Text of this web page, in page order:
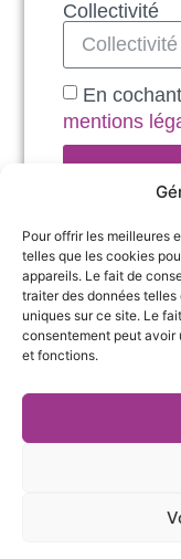
Pour offrir les meilleures
telles que les cookies
appareils. Le fait de
traiter des données
uniques sur ce site. Le
consentement peut
et fonctions.
Collectivité
En
mentions
Mentions